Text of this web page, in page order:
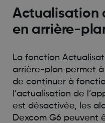
Actualisation
en arrière-
La fonction
arrière-plan permet à
de continuer à
l’actualisation de
est désactivée, les
Dexcom G6 peuvent